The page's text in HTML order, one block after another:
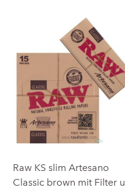
Raw KS slim Artesano
Classic brown mit Filter